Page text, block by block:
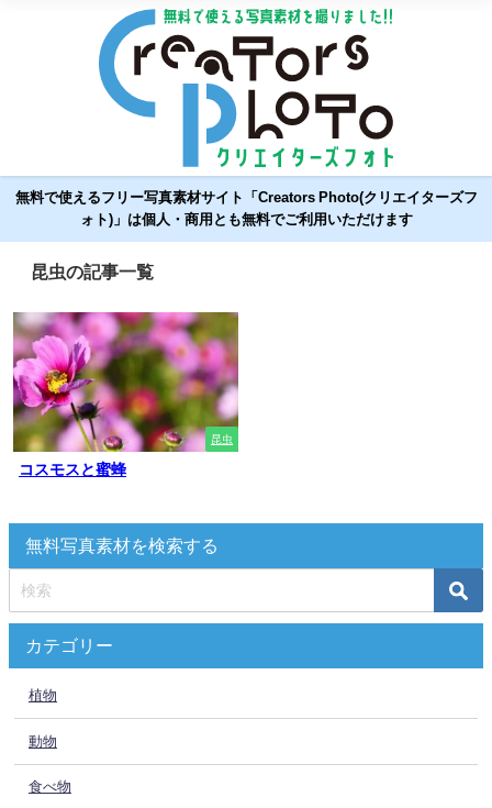
無料で使えるフリー写真素材サイト「Creators Photo(クリエイターズフ
ォト)」は個人・商用とも無料でご利用いただけます
昆虫の記事一覧
昆虫
コスモスと蜜蜂
無料写真素材を検索する
カテゴリー
植物
動物
食べ物